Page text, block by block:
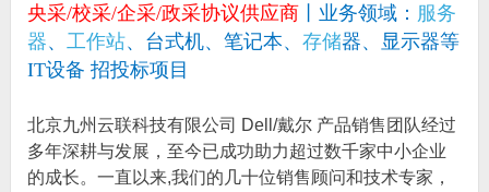
央采/校采/企采/政采协议供应商丨业务领域： 服务
器、 工作站、台式机、笔记本、 存储器、显示器等
IT设备 招投标项目
北京九州云联科技有限公司 Dell/戴尔 产品销售团队经过
多年深耕与发展，至今已成功助力超过数千家中小企业
的成长。一直以来,我们的几十位销售顾问和技术专家，